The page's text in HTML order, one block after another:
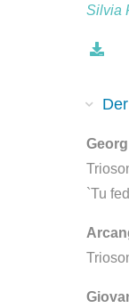
Silvia
`Tu